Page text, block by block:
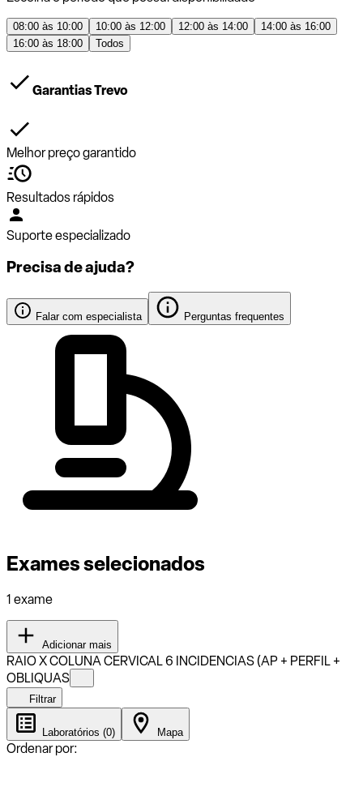
08:00 às 10:00 10:00 às 12:00 12:00 às 14:00
14:00 às 16:00
16:00 às 18:00
Todos
Garantias Trevo
Melhor preço garantido
Resultados rápidos
Suporte especializado
Precisa de ajuda?
Falar com especialista Perguntas frequentes
Exames selecionados
1 exame
Adicionar mais
RAIO X COLUNA CERVICAL 6 INCIDENCIAS (AP + PERFIL +
OBLIQUAS
Filtrar
Laboratórios (0) Mapa
Ordenar por: